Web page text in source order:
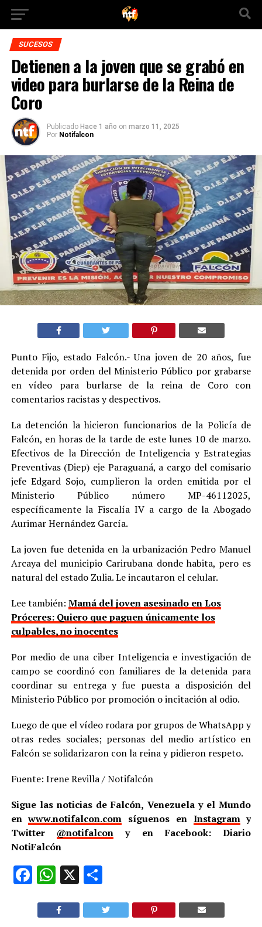
SUCESOS
Detienen a la joven que se grabó en
video para burlarse de la Reina de
Coro
Publicado Hace 1 año on marzo 11, 2025
Por Notifalcon
Punto Fijo, estado Falcón.- Una joven de 20 años, fue
detenida por orden del Ministerio Público por grabarse
en vídeo para burlarse de la reina de Coro con
comentarios racistas y despectivos.
La detención la hicieron funcionarios de la Policía de
Falcón, en horas de la tarde de este lunes 10 de marzo.
Efectivos de la Dirección de Inteligencia y Estrategias
Preventivas (Diep) eje Paraguaná, a cargo del comisario
jefe Edgard Sojo, cumplieron la orden emitida por el
Ministerio Público número MP-46112025,
específicamente la Fiscalía IV a cargo de la Abogado
Aurimar Hernández García.
La joven fue detenida en la urbanización Pedro Manuel
Arcaya del municipio Carirubana donde habita, pero es
natural del estado Zulia. Le incautaron el celular.
Lee también: Mamá del joven asesinado en Los
Próceres: Quiero que paguen únicamente los
culpables, no inocentes
Por medio de una ciber Inteligencia e investigación de
campo se coordinó con familiares de la detenida para
coordinar su entrega y fue puesta a disposición del
Ministerio Público por promoción o incitación al odio.
Luego de que el vídeo rodara por grupos de WhatsApp y
otras redes sociales; personas del medio artístico en
Falcón se solidarizaron con la reina y pidieron respeto.
Fuente: Irene Revilla / Notifalcón
Sigue las noticias de Falcón, Venezuela y el Mundo
enwww.notifalcon.com síguenos en Instagramy
Twitter @notifalcon y en Facebook: Diario
NotiFalcón
Facebook
WhatsApp
X Compartir